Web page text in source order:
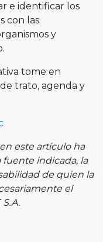
e identificar los
con las
y
tome en
trato, agenda y
este artículo ha
indicada, la
de quien la
el